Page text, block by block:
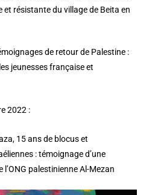
et résistante du village de Beita en
de retour de Palestine :
jeunesses française et
2022 :
15 ans de blocus et
: témoignage d’une
l’ONG palestinienne Al-Mezan